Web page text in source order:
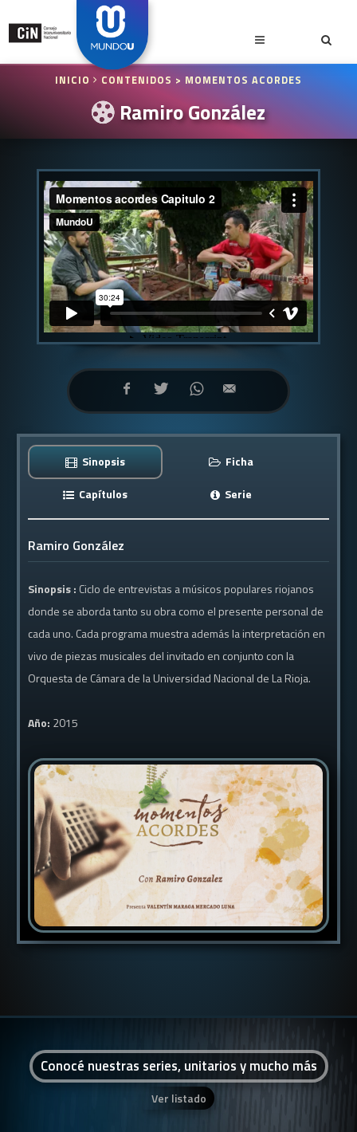
INICIO CONTENIDOS > MOMENTOS ACORDES
Ramiro González
Sinopsis
Ficha
Capítulos
Serie
Ramiro González
Sinopsis : Ciclo de entrevistas a músicos populares riojanos
donde se aborda tanto su obra como el presente personal de
cada uno. Cada programa muestra además la interpretación en
vivo de piezas musicales del invitado en conjunto con la
Orquesta de Cámara de la Universidad Nacional de La Rioja.
Año: 2015
Conocé nuestras series, unitarios y mucho más
Ver listado